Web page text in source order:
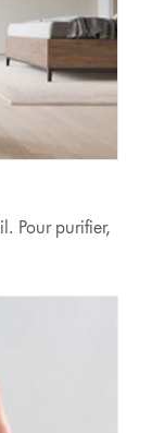
Pour purifier,